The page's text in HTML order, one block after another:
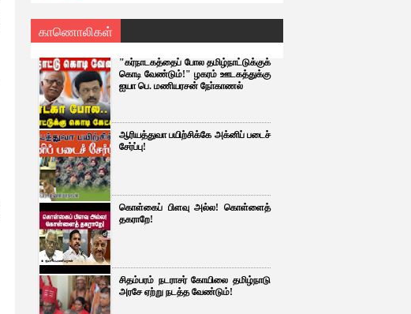
காணொலிகள்
"கர்நாடகத்தைப் போல தமிழ்நாட்டுக்குக்
கொடி வேண்டும்!" ழகரம் ஊடகத்துக்கு
ஐயா பெ. மணியரசன் நோ்காணல்
ஆரியத்துவா பயிற்சிக்கே அக்னிப் படைச்
சேர்ப்பு!
கொள்கைப் பிளவு அல்ல! கொள்ளைத்
தகராறே!
சிதம்பரம் நடராசர் கோயிலை தமிழ்நாடு
அரசே ஏற்று நடத்த வேண்டும்!